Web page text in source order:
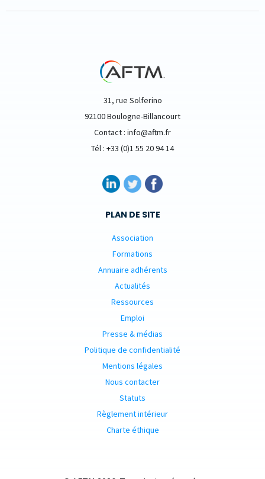
31, rue Solferino
92100 Boulogne-Billancourt
Contact : info@aftm.fr
Tél : +33 (0)1 55 20 94 14
PLAN DE SITE
Association
Formations
Annuaire adhérents
Actualités
Ressources
Emploi
Presse & médias
Politique de confidentialité
Mentions légales
Nous contacter
Statuts
Règlement intérieur
Charte éthique